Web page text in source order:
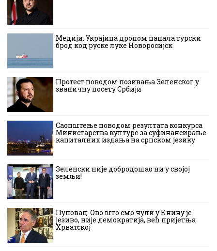
Медији: Украјина дроном напала турски
брод код руске луке Новоросијск
Протест поводом позивања Зеленског у
званичну посету Србији
Саопштење поводом резултата конкурса
Министарства културе за суфинансирање
капиталних издања на српском језику
Зеленски није добродошао ни у својој
земљи!
Пуповац: Ово што смо чули у Книну је
језиво, није демократија, већ пријетња
Хрватској